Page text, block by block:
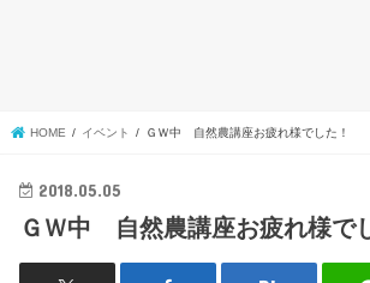
HOME イベント ＧＷ中 自然農講座お疲れ様でした！
2018.05.05
ＧＷ中 自然農講座お疲れ様で